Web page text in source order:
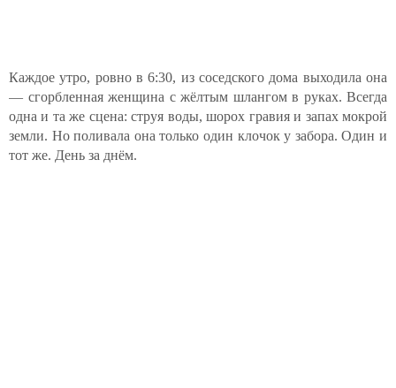
Каждое утро, ровно в 6:30, из соседского дома выходила она
— сгорбленная женщина с жёлтым шлангом в руках. Всегда
одна и та же сцена: струя воды, шорох гравия и запах мокрой
земли. Но поливала она только один клочок у забора. Один и
тот же. День за днём.